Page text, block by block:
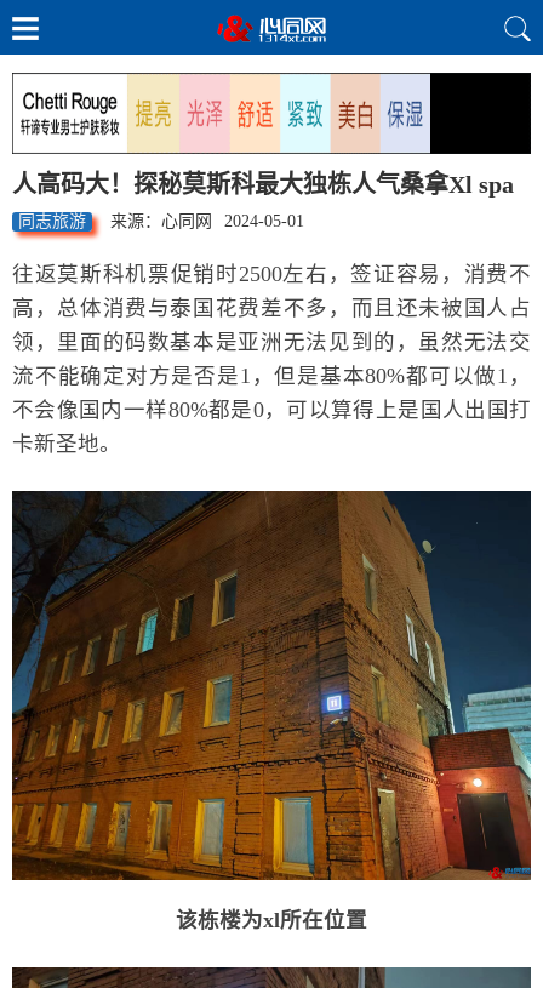
人高码大！探秘莫斯科最大独栋人气桑拿Xl spa
同志旅游 来源：心同网 2024-05-01
往返莫斯科机票促销时2500左右，签证容易，消费不
高，总体消费与泰国花费差不多，而且还未被国人占
领，里面的码数基本是亚洲无法见到的，虽然无法交
流不能确定对方是否是1，但是基本80%都可以做1，
不会像国内一样80%都是0，可以算得上是国人出国打
卡新圣地。
该栋楼为xl所在位置